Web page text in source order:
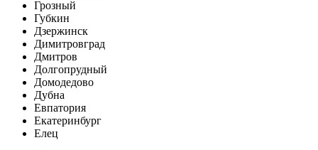
Грозный
Губкин
Дзержинск
Димитровград
Дмитров
Долгопрудный
Домодедово
Дубна
Евпатория
Екатеринбург
Елец